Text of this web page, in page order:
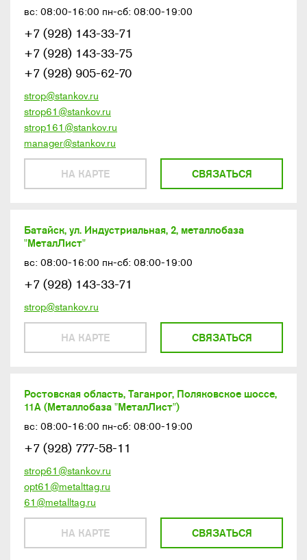
вс: 08:00-16:00 пн-сб: 08:00-19:00
НА КАРТЕ
+7 (928) 143-33-71
+7 (928) 143-33-75
+7 (928) 905-62-70
strop@stankov.ru
strop61@stankov.ru
strop161@stankov.ru
manager@stankov.ru
СВЯЗАТЬСЯ
Батайск, ул. Индустриальная, 2, металлобаза
"МеталЛист"
вс: 08:00-16:00 пн-сб: 08:00-19:00
НА КАРТЕ
+7 (928) 143-33-71
strop@stankov.ru
СВЯЗАТЬСЯ
Ростовская область, Таганрог, Поляковское шоссе,
11А (Металлобаза "МеталЛист")
вс: 08:00-16:00 пн-сб: 08:00-19:00
НА КАРТЕ
+7 (928) 777-58-11
strop61@stankov.ru
opt61@metalttag.ru
61@metalltag.ru
СВЯЗАТЬСЯ